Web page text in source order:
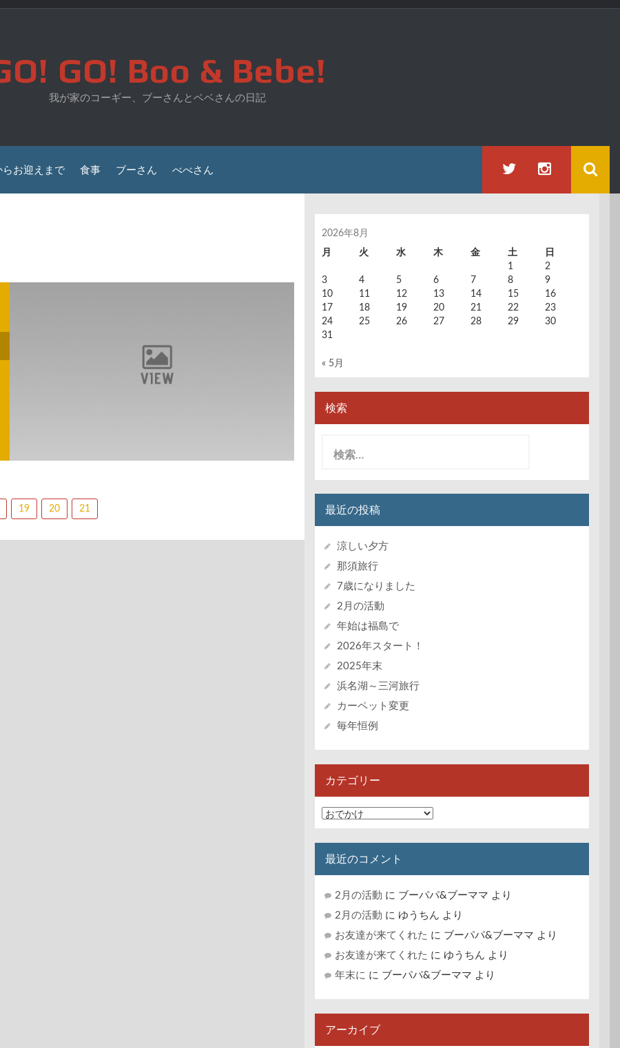
GO! Boo & Bebe!
我が家のコーギー、ブーさんとベベさんの日記
らお迎えまで 食事 ブーさん べべさん
19 20 21
2026年8月
月
火 水 木 金 土
日
1
2
3
4 5 6 7 8
9
10
11 12 13 14 15
16
17
18 19 20 21 22
23
24
25 26 27 28 29
30
31
« 5月
検索
最近の投稿
涼しい夕方
那須旅行
7歳になりました
2月の活動
年始は福島で
2026年スタート！
2025年末
浜名湖～三河旅行
カーペット変更
毎年恒例
カテゴリー
カ
テ
ゴ
リ
最近のコメント
2月の活動 に ブーパパ&ブーママ より
2月の活動 に ゆうちん より
お友達が来てくれた に ブーパパ&ブーママ より
お友達が来てくれた に ゆうちん より
年末に に ブーパパ&ブーママ より
アーカイブ